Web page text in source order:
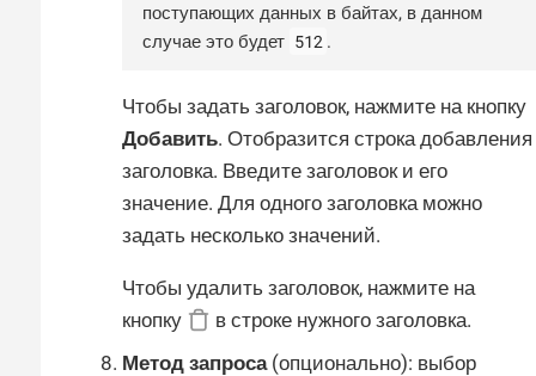
поступающих данных в байтах, в данном
случае это будет 512 .
Чтобы задать заголовок, нажмите на кнопку
Добавить. Отобразится строка добавления
заголовка. Введите заголовок и его
значение. Для одного заголовка можно
задать несколько значений.
Чтобы удалить заголовок, нажмите на
кнопку
в строке нужного заголовка.
Метод запроса(опционально): выбор